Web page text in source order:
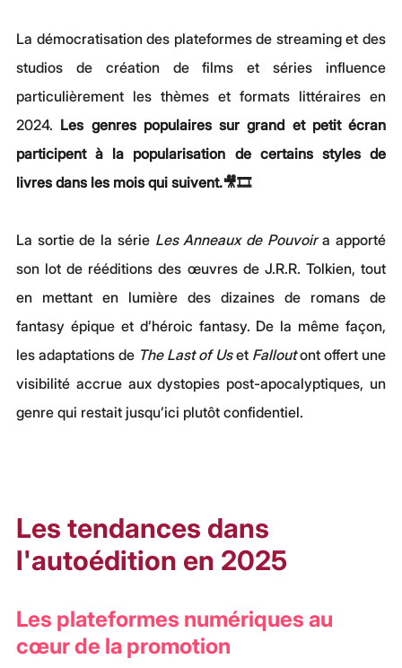
La démocratisation des plateformes de streaming et des
studios de création de films et séries influence
particulièrement les thèmes et formats littéraires en
2024. Les genres populaires sur grand et petit écran
participent à la popularisation de certains styles de
livres dans les mois qui suivent.🎥🎞️
La sortie de la série Les Anneaux de Pouvoir a apporté
son lot de rééditions des œuvres de J.R.R. Tolkien, tout
en mettant en lumière des dizaines de romans de
fantasy épique et d’héroic fantasy. De la même façon,
les adaptations de The Last of Us et Fallout ont offert une
visibilité accrue aux dystopies post-apocalyptiques, un
genre qui restait jusqu’ici plutôt confidentiel.
Les tendances dans
l'autoédition en 2025
Les plateformes numériques au
cœur de la promotion